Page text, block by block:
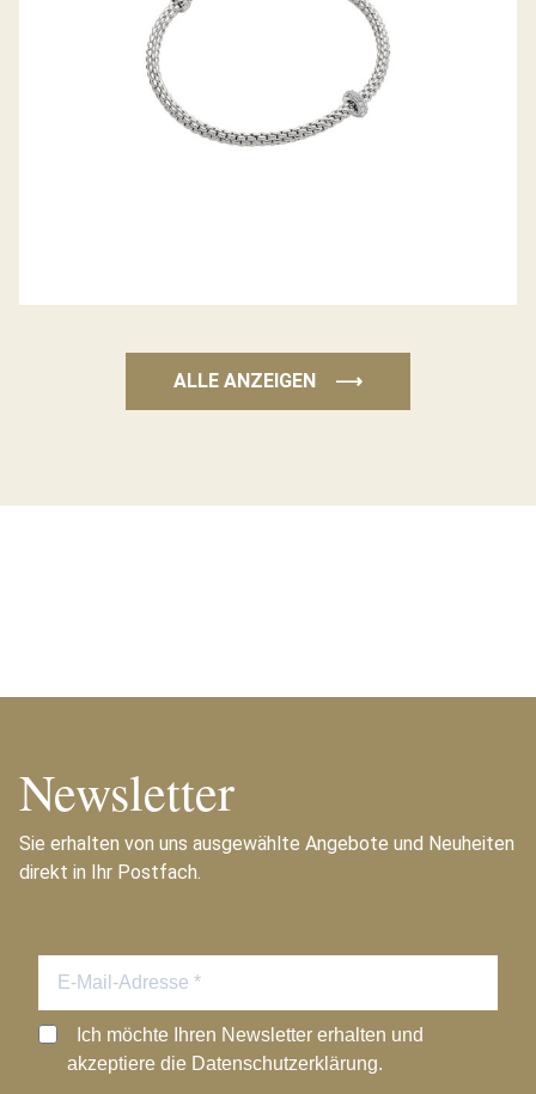
ALLE ANZEIGEN ⟶
Newsletter
Sie erhalten von uns ausgewählte Angebote und Neuheiten
direkt in Ihr Postfach.
Ich möchte Ihren Newsletter erhalten und
akzeptiere die Datenschutzerklärung.